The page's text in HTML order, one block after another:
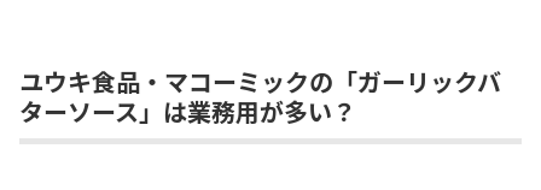
ユウキ食品・マコーミックの「ガーリックバ
ターソース」は業務用が多い？